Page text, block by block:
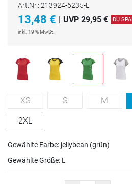
Art.Nr.: 213924-6235-L
13,48 € | UVP 29,95 € DU
inkl. 19 % MwSt.
XS S M
2XL
Gewählte Farbe: jellybean (grün)
Gewählte Größe: L